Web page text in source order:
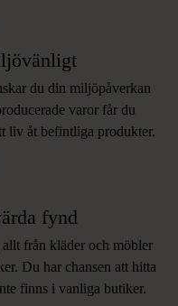
du din miljöpåverkan
varor får du
liv åt befintliga produkter.
fynd
från kläder och möbler
Du har chansen att hitta
finns i vanliga butiker.
om denna